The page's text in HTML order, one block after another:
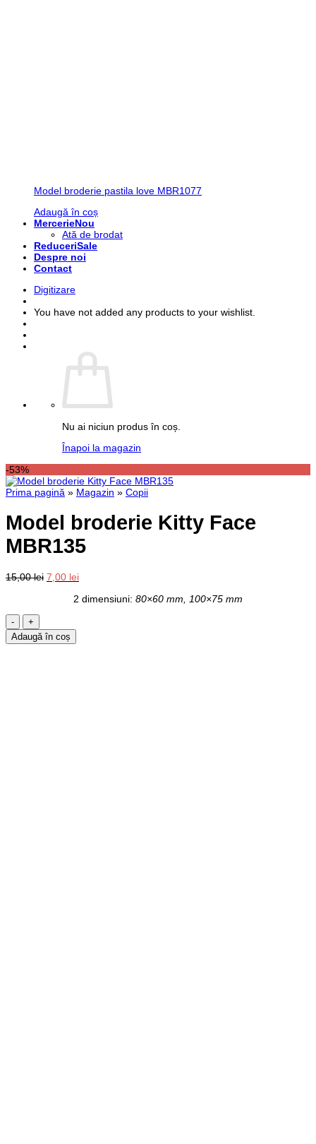
Model broderie pastila love MBR1077
Adaugă în coș
Mercerie
Ată de brodat
Reduceri
Despre noi
Contact
Digitizare
You have not added any products to your wishlist.
Nu ai niciun produs în coș.
Înapoi la magazin
-53%
Prima pagină » Magazin » Copii
Model broderie Kitty Face
MBR135
15,00lei Prețul
7,00 leiPrețul
este:
2 dimensiuni: 80×60 mm, 100×75 mm
Cantitate
Model
broderie
Adaugă în coș